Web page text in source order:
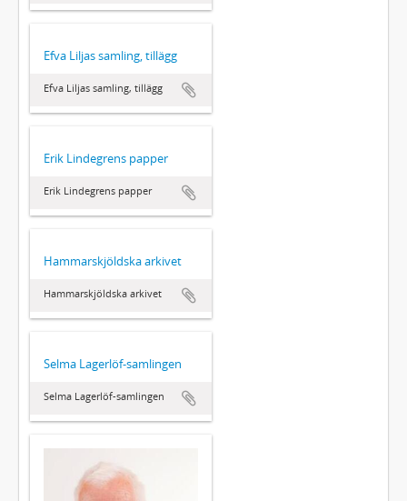
Efva Liljas samling, tillägg
Efva Liljas samling, tillägg
Erik Lindegrens papper
Erik Lindegrens papper
Hammarskjöldska arkivet
Hammarskjöldska arkivet
Selma Lagerlöf-samlingen
Selma Lagerlöf-samlingen